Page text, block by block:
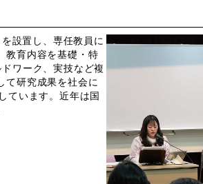
設置し、専任教員に
教育内容を基礎・特
ワーク、実技など複
て研究成果を社会に
ています。近年は国